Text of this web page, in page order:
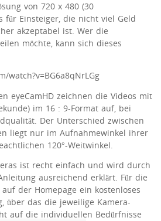
von 720 x 480 (30
für Einsteiger, die nicht viel Geld
akzeptabel ist. Wer die
möchte, kann sich dieses
watch?v=BG6a8qNrLGg
eyeCamHD zeichnen die Videos mit
im 16 : 9-Format auf, bei
Der Unterschied zwischen
liegt nur im Aufnahmewinkel ihrer
120°-Weitwinkel.
ist recht einfach und wird durch
ausreichend erklärt. Für die
der Homepage ein kostenloses
über das die jeweilige Kamera-
auf die individuellen Bedürfnisse